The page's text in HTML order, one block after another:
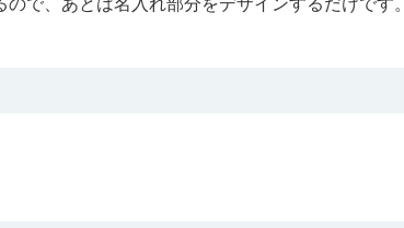
で、あとは名入れ部分をデザインするだけです。